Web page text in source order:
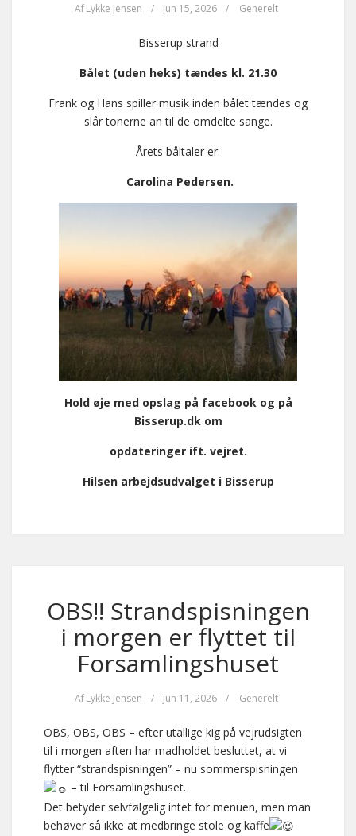
Af Lykke Jensen / jun 15, 2026 / Generelt
Bisserup strand
Bålet (uden heks) tændes kl. 21.30
Frank og Hans spiller musik inden bålet tændes og
slår tonerne an til de omdelte sange.
Årets båltaler er:
Carolina Pedersen.
Hold øje med opslag på facebook og på
Bisserup.dk om
opdateringer ift. vejret.
Hilsen arbejdsudvalget i Bisserup
OBS!! Strandspisningen
i morgen er flyttet til
Forsamlingshuset
Af Lykke Jensen / jun 11, 2026 / Generelt
OBS, OBS, OBS – efter utallige kig på vejrudsigten
til i morgen aften har madholdet besluttet, at vi
flytter “strandspisningen” – nu sommerspisningen
– til Forsamlingshuset.
Det betyder selvfølgelig intet for menuen, men man
behøver så ikke at medbringe stole og kaffe